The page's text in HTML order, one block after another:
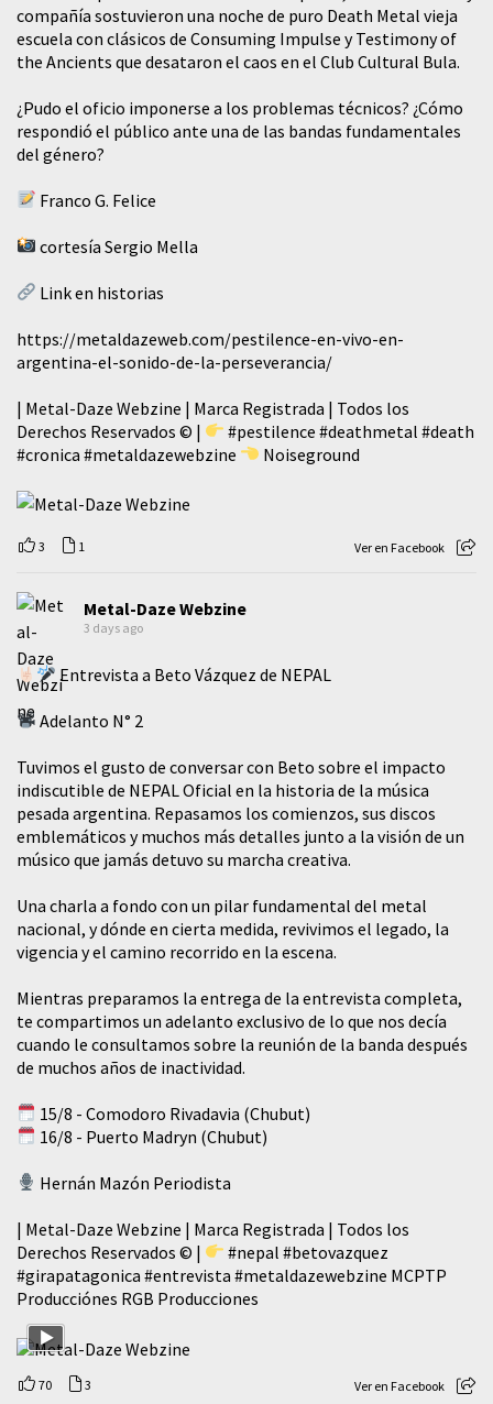
compañía sostuvieron una noche de puro Death Metal vieja
escuela con clásicos de Consuming Impulse y Testimony of
the Ancients que desataron el caos en el Club Cultural Bula.
¿Pudo el oficio imponerse a los problemas técnicos? ¿Cómo
respondió el público ante una de las bandas fundamentales
del género?
Franco G. Felice
cortesía Sergio Mella
Link en historias
https://metaldazeweb.com/pestilence-en-vivo-en-
argentina-el-sonido-de-la-perseverancia/
| Metal-Daze Webzine | Marca Registrada | Todos los
Derechos Reservados © |
#pestilence #deathmetal #death
#cronica #metaldazewebzine Noiseground
3 1 Ver en Facebook
Metal-Daze Webzine
3 days ago
Entrevista a Beto Vázquez de NEPAL
Adelanto N° 2
Tuvimos el gusto de conversar con Beto sobre el impacto
indiscutible de NEPAL Oficial en la historia de la música
pesada argentina. Repasamos los comienzos, sus discos
emblemáticos y muchos más detalles junto a la visión de un
músico que jamás detuvo su marcha creativa.
​Una charla a fondo con un pilar fundamental del metal
nacional, y dónde en cierta medida, revivimos el legado, la
vigencia y el camino recorrido en la escena.
Mientras preparamos la entrega de la entrevista completa,
te compartimos un adelanto exclusivo de lo que nos decía
cuando le consultamos sobre la reunión de la banda después
de muchos años de inactividad.
15/8 - Comodoro Rivadavia (Chubut)
16/8 - Puerto Madryn (Chubut)
Hernán Mazón Periodista
| Metal-Daze Webzine | Marca Registrada | Todos los
Derechos Reservados © |
#nepal #betovazquez
#girapatagonica #entrevista #metaldazewebzine MCPTP
Producciónes RGB Producciones
70 3 Ver en Facebook